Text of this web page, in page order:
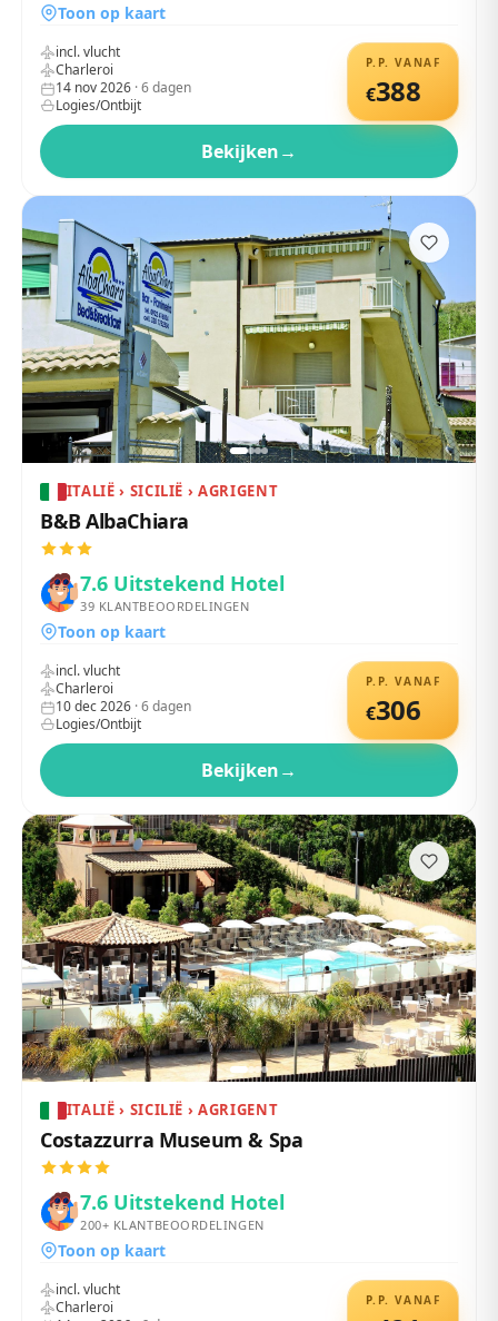
Toon op kaart
P.P. VANAF
€388
incl. vlucht
Charleroi
14 nov 2026 ·6dagen
Logies/Ontbijt
Bekijken→
ITALIË › SICILIË › AGRIGENT
B&B AlbaChiara
7.6 Uitstekend Hotel
39 KLANTBEOORDELINGEN
Toon op kaart
P.P. VANAF
€306
incl. vlucht
Charleroi
10 dec 2026 ·6dagen
Logies/Ontbijt
Bekijken→
ITALIË › SICILIË › AGRIGENT
Costazzurra Museum & Spa
7.6 Uitstekend Hotel
200+ KLANTBEOORDELINGEN
Toon op kaart
P.P. VANAF
incl. vlucht
Charleroi